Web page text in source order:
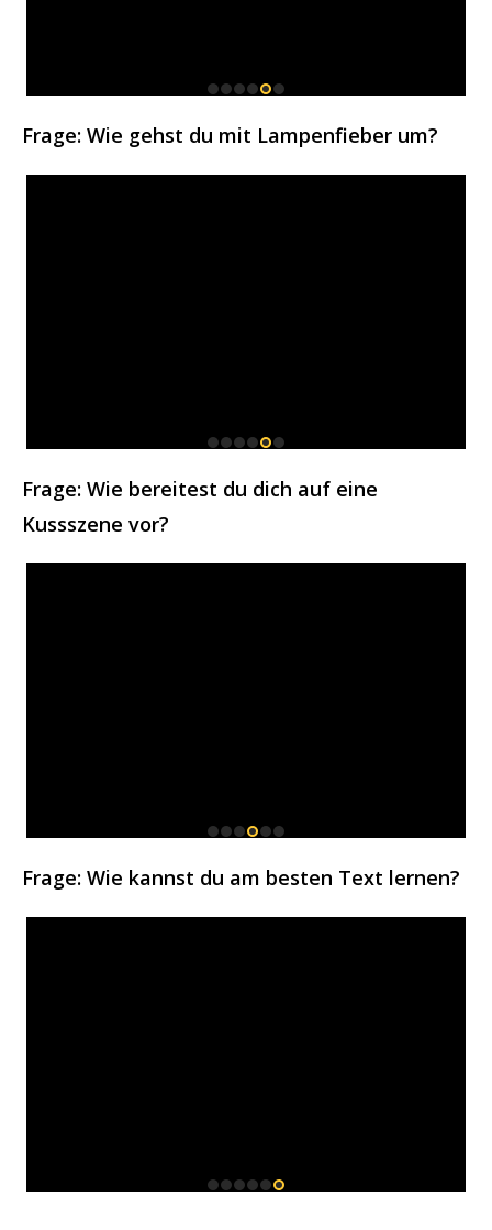
Frage: Wie gehst du mit Lampenfieber um?
Frage: Wie bereitest du dich auf eine
Kussszene vor?
Frage: Wie kannst du am besten Text lernen?